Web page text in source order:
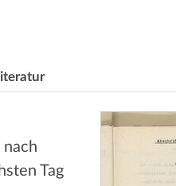
nach
Tag